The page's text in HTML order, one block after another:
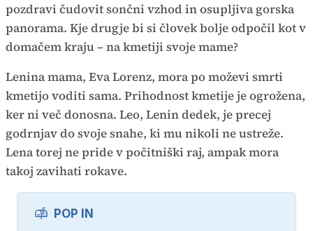
pozdravi čudovit sončni vzhod in osupljiva gorska
panorama. Kje drugje bi si človek bolje odpočil kot v
domačem kraju – na kmetiji svoje mame?
Lenina mama, Eva Lorenz, mora po moževi smrti
kmetijo voditi sama. Prihodnost kmetije je ogrožena,
ker ni več donosna. Leo, Lenin dedek, je precej
godrnjav do svoje snahe, ki mu nikoli ne ustreže.
Lena torej ne pride v počitniški raj, ampak mora
takoj zavihati rokave.
POP IN